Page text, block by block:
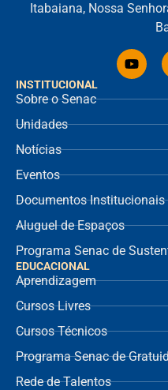
INSTITUCIONAL
Sobre o Senac
Unidades
Notícias
Eventos
Documentos Institucionais
Aluguel de Espaços
Programa Senac de
EDUCACIONAL
Aprendizagem
Cursos Livres
Cursos Técnicos
Programa Senac de
Rede de Talentos
Itabaiana, Nossa